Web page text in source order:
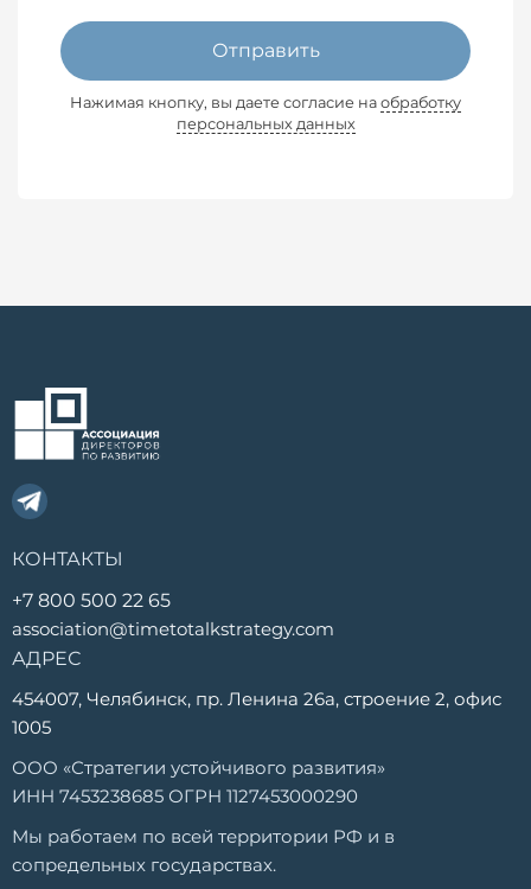
Отправить
Нажимая кнопку, вы даете согласие на обработку
персональных данных
КОНТАКТЫ
+7 800 500 22 65
association@timetotalkstrategy.com
АДРЕС
454007, Челябинск, пр. Ленина 26а, строение 2, офис
1005
ООО «Стратегии устойчивого развития»
ИНН 7453238685 ОГРН 1127453000290
Мы работаем по всей территории РФ и в
сопредельных государствах.